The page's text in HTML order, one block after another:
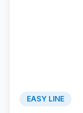
EASY LINE